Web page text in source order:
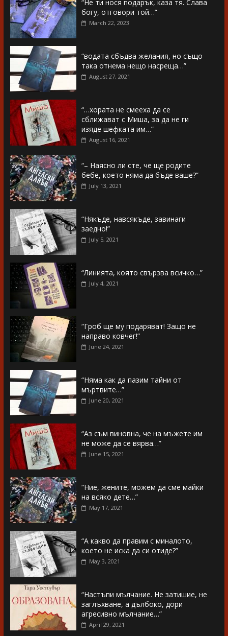
“Не ти нося подарък, каза тя. Слава
богу, отговори той…”
March 22, 2023
“водата сбъдва желания, но също
така отнема нещо насреща…”
August 27, 2021
“…хората не смееха да се
сближават с Миша, за да не ги
изяде шефката им…”
August 16, 2021
“– Наясно ли сте, че ще родите
бебе, което няма да бъде ваше?”
July 13, 2021
“Някъде, навсякъде, завинаги
заедно!”
July 5, 2021
“Линията, която свързва всичко…”
July 4, 2021
“Гроб ще му подаряват! Защо не
направо ковчег!”
June 24, 2021
“Няма как да пазим тайни от
мъртвите…”
June 20, 2021
“Аз съм виновна, че на мъжете им
не може да се вярва…”
June 15, 2021
“Ние, жените, можем да сме майки
на всяко дете…”
May 17, 2021
“А какво да правим с миналото,
което не иска да си отиде?”
May 3, 2021
“Настъпи мълчание. Не затишие, не
заглъхване, а дълбоко, дори
агресивно мълчание…”
April 29, 2021